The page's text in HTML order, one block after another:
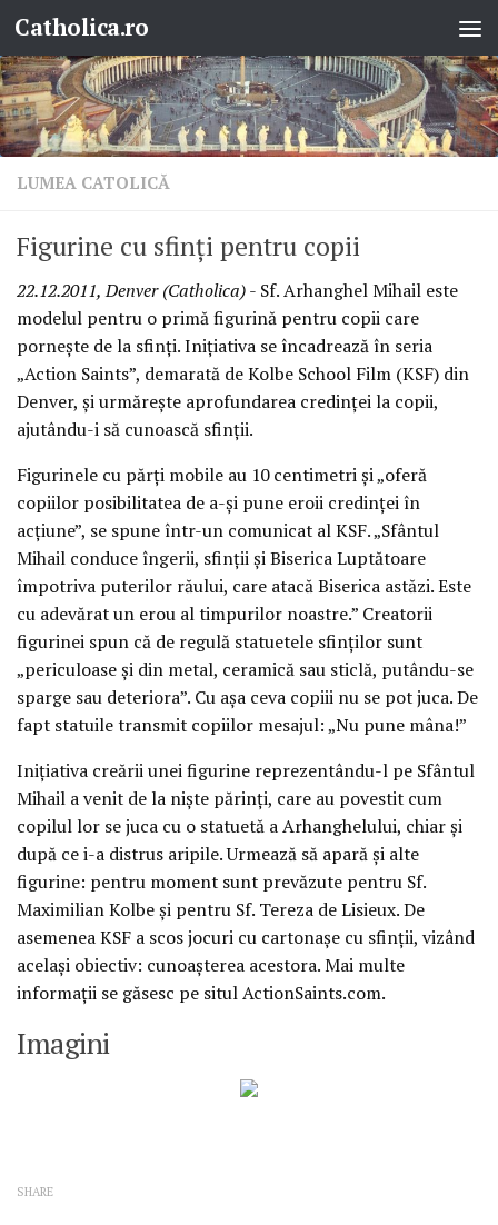
Skip to content
Catholica.ro
LUMEA CATOLICĂ
Figurine cu sfinţi pentru copii
22.12.2011, Denver (Catholica)- Sf. Arhanghel Mihail este
modelul pentru o primă figurină pentru copii care
porneşte de la sfinţi. Iniţiativa se încadrează în seria
„Action Saints”, demarată de Kolbe School Film (KSF) din
Denver, şi urmăreşte aprofundarea credinţei la copii,
ajutându-i să cunoască sfinţii.
Figurinele cu părţi mobile au 10 centimetri şi „oferă
copiilor posibilitatea de a-şi pune eroii credinţei în
acţiune”, se spune într-un comunicat al KSF. „Sfântul
Mihail conduce îngerii, sfinţii şi Biserica Luptătoare
împotriva puterilor răului, care atacă Biserica astăzi. Este
cu adevărat un erou al timpurilor noastre.” Creatorii
figurinei spun că de regulă statuetele sfinţilor sunt
„periculoase şi din metal, ceramică sau sticlă, putându-se
sparge sau deteriora”. Cu aşa ceva copiii nu se pot juca. De
fapt statuile transmit copiilor mesajul: „Nu pune mâna!”
Iniţiativa creării unei figurine reprezentându-l pe Sfântul
Mihail a venit de la nişte părinţi, care au povestit cum
copilul lor se juca cu o statuetă a Arhanghelului, chiar şi
după ce i-a distrus aripile. Urmează să apară şi alte
figurine: pentru moment sunt prevăzute pentru Sf.
Maximilian Kolbe şi pentru Sf. Tereza de Lisieux. De
asemenea KSF a scos jocuri cu cartonaşe cu sfinţii, vizând
acelaşi obiectiv: cunoaşterea acestora. Mai multe
informaţii se găsesc pe situl ActionSaints.com.
Imagini
SHARE